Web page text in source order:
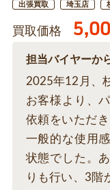
出張買取 埼玉店
買取価格
担当バイヤーか
2025年12月、
お客様より、
依頼をいただ
一般的な使用
状態でした。
りも行い、3階